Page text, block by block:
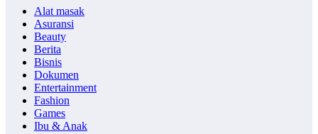
Alat masak
Asuransi
Beauty
Berita
Bisnis
Dokumen
Entertainment
Fashion
Games
Ibu & Anak